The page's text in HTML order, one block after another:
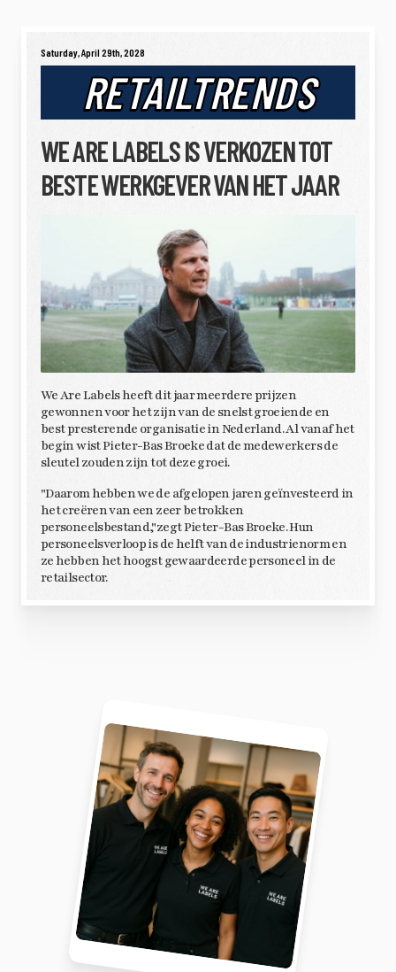
Saturday, April 29th, 2028
RETAILTRENDS
WE ARE LABELS IS VERKOZEN TOT
BESTE WERKGEVER VAN HET JAAR
We Are Labels heeft dit jaar meerdere prijzen
gewonnen voor het zijn van de snelst groeiende en
best presterende organisatie in Nederland. Al vanaf het
begin wist Pieter-Bas Broeke dat de medewerkers de
sleutel zouden zijn tot deze groei.
"Daarom hebben we de afgelopen jaren geïnvesteerd in
het creëren van een zeer betrokken
personeelsbestand,"zegt Pieter-Bas Broeke. Hun
personeelsverloop is de helft van de industrienorm en
ze hebben het hoogst gewaardeerde personeel in de
retailsector.